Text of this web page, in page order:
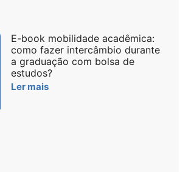
E-book mobilidade acadêmica:
como fazer intercâmbio durante
a graduação com bolsa de
estudos?
Ler mais